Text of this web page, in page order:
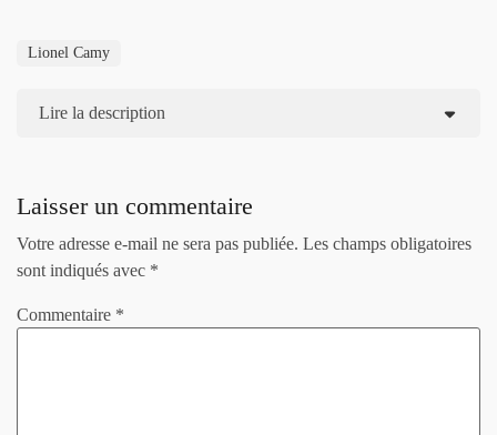
Lionel Camy
Lire la description
Laisser un commentaire
Votre adresse e-mail ne sera pas publiée. Les champs obligatoires
sont indiqués avec *
Commentaire *